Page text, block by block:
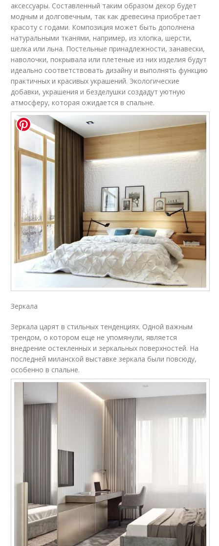
аксессуары. Составленный таким образом декор будет
модным и долговечным, так как древесина приобретает
красоту с годами. Композиция может быть дополнена
натуральными тканями, например, из хлопка, шерсти,
шелка или льна. Постельные принадлежности, занавески,
наволочки, покрывала или плетеные из них изделия будут
идеально соответствовать дизайну и выполнять функцию
практичных и красивых украшений. Экологические
добавки, украшения и безделушки создадут уютную
атмосферу, которая ожидается в спальне.
Зеркала
Зеркала царят в стильных тенденциях. Одной важным
трендом, о котором еще не упомянули, является
внедрение остекленных и зеркальных поверхностей. На
последней миланской выставке зеркала были повсюду,
особенно в спальне.